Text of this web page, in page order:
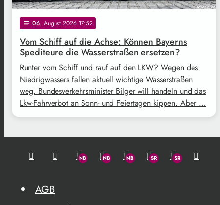
notes 06. August 2026 17:52
Vom Schiff auf die Achse: Können Bayerns
Spediteure die Wasserstraßen ersetzen?
Runter vom Schiff und rauf auf den LKW? Wegen des
Niedrigwassers fallen aktuell wichtige Wasserstraßen
weg. Bundesverkehrsminister Bilger will handeln und das
Lkw-Fahrverbot an Sonn- und Feiertagen kippen. Aber …
AGB